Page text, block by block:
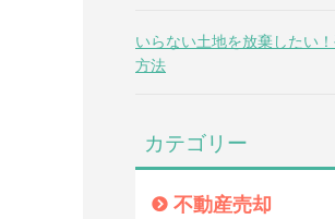
いらない土地を放棄したい
方法
カテゴリー
不動産売却